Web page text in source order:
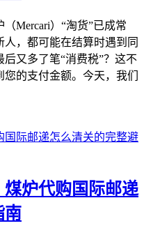
Mercari）“淘货”已成常
，都可能在结算时遇到同
又多了笔“消费税”？这不
的支付金额。今天，我们
煤炉代购国际邮递
南